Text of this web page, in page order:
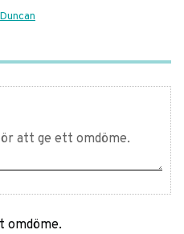
omdöme.